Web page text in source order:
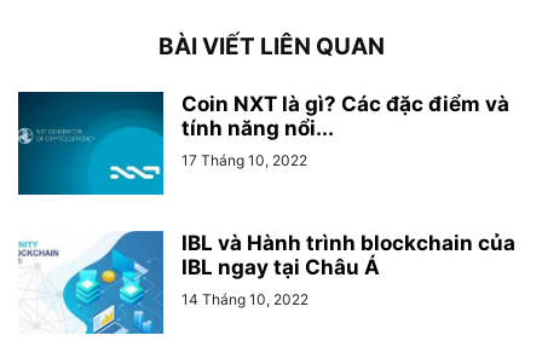
BÀI VIẾT LIÊN QUAN
Coin NXT là gì? Các đặc điểm và
tính năng nổi...
17 Tháng 10, 2022
IBL và Hành trình blockchain của
IBL ngay tại Châu Á
14 Tháng 10, 2022